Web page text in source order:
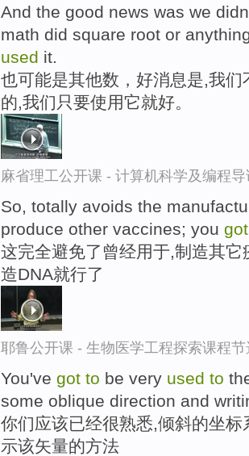
And the good news was we
math did square root or
used it.
也可能是其他数，好消息是,我
的,我们只要使用它就好。
麻省理工公开课 - 计算机科学及编程
So, totally avoids the
produce other vaccines; you
这完全避免了曾经用于,制造其
造DNA就行了
耶鲁公开课 - 生物医学工程探索课程节
You've got to be very used to
some oblique direction and
你们应该已经很熟悉,倾斜的坐
示该矢量的方法